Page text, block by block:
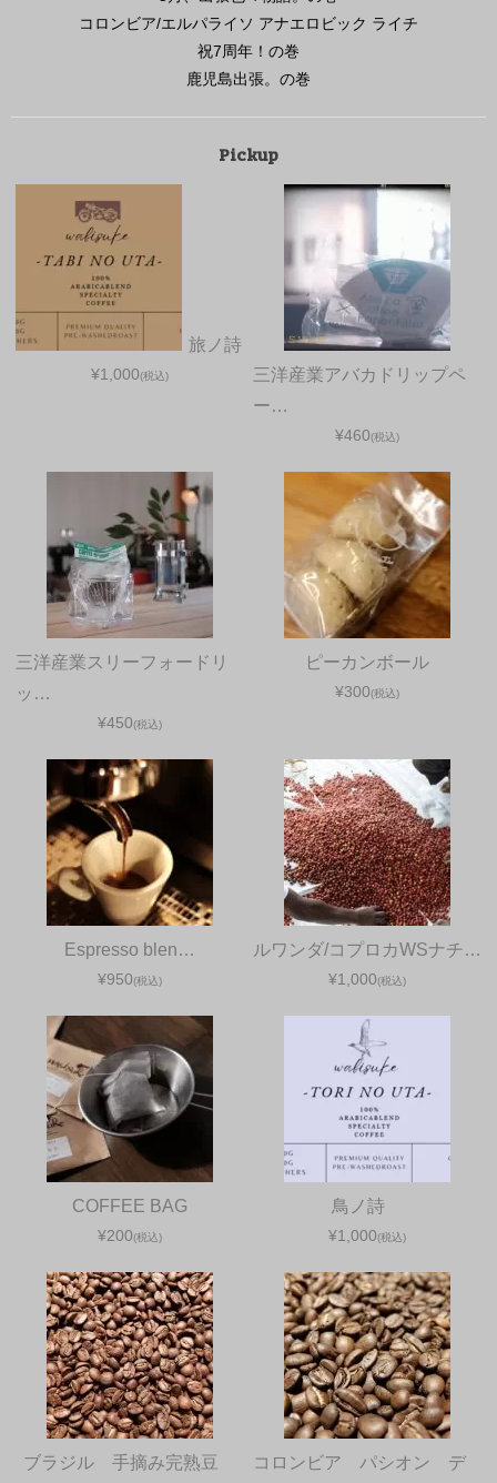
コロンビア/エルパライソ アナエロビック ライチ
祝7周年！の巻
鹿児島出張。の巻
Pickup
旅ノ詩
¥1,000(税込)
三洋産業アバカドリップペ
ー…
¥460(税込)
三洋産業スリーフォードリ
ッ…
¥450(税込)
ピーカンボール
¥300(税込)
Espresso blen…
¥950(税込)
ルワンダ/コプロカWSナチ…
¥1,000(税込)
COFFEE BAG
¥200(税込)
鳥ノ詩
¥1,000(税込)
ブラジル 手摘み完熟豆
コロンビア パシオン デ